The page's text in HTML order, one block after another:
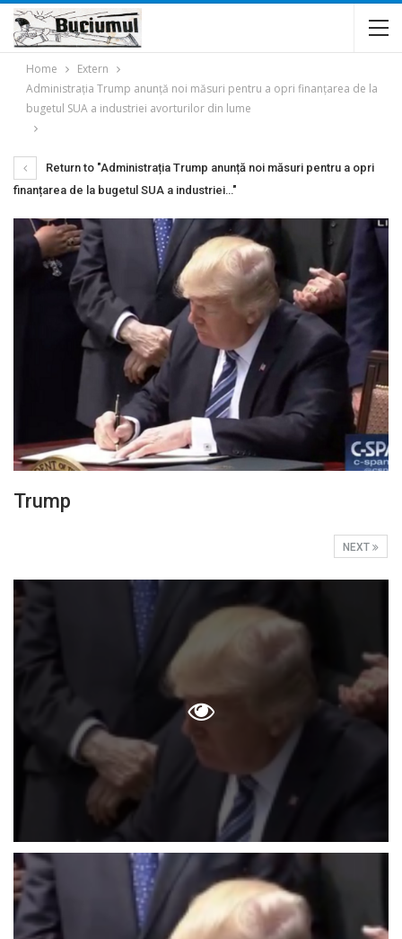
Home
Extern
Administrația Trump anunță noi măsuri pentru a opri finanțarea de la
bugetul SUA a industriei avorturilor din lume
Return to "Administrația Trump anunță noi măsuri pentru a opri
finanțarea de la bugetul SUA a industriei…"
Trump
NEXT